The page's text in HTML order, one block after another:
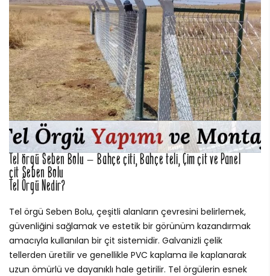
Tel örgü Seben Bolu – Bahçe çiti, Bahçe teli, Çim çit ve Panel
çit Seben Bolu
Tel Örgü Nedir?
Tel örgü Seben Bolu, çeşitli alanların çevresini belirlemek,
güvenliğini sağlamak ve estetik bir görünüm kazandırmak
amacıyla kullanılan bir çit sistemidir. Galvanizli çelik
tellerden üretilir ve genellikle PVC kaplama ile kaplanarak
uzun ömürlü ve dayanıklı hale getirilir. Tel örgülerin esnek